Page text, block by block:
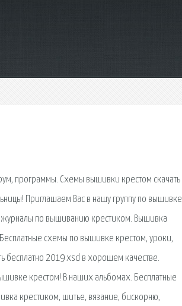
программы. Схемы вышивки крестом скачать
Приглашаем Вас в нашу группу по вышивке
журналы по вышиванию крестиком. Вышивка
схемы по вышивке крестом, уроки,
бесплатно 2019 xsd в хорошем качестве.
крестом! В наших альбомах. Бесплатные
крестиком, шитье, вязание, бискорню,